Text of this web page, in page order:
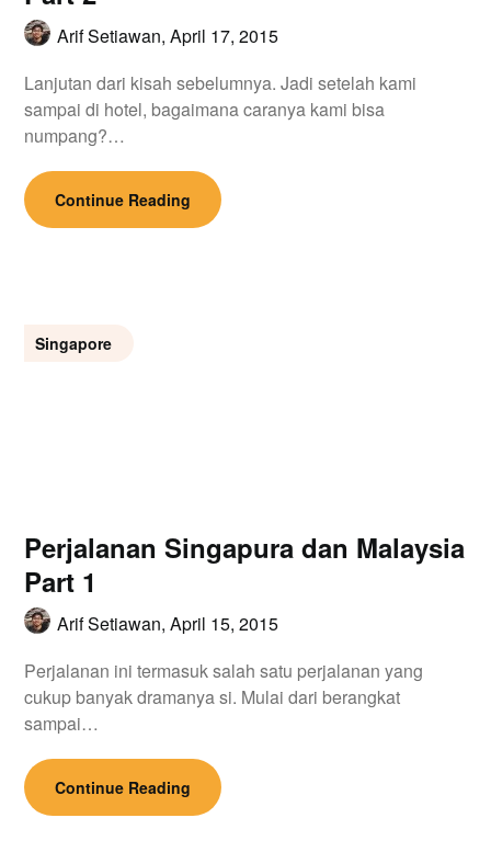
Arif Setiawan,April 17, 2015
Lanjutan dari kisah sebelumnya. Jadi setelah kami
sampai di hotel, bagaimana caranya kami bisa
numpang?…
Continue Reading
Singapore
Perjalanan Singapura dan Malaysia
Part 1
Arif Setiawan,April 15, 2015
Perjalanan ini termasuk salah satu perjalanan yang
cukup banyak dramanya si. Mulai dari berangkat
sampai…
Continue Reading